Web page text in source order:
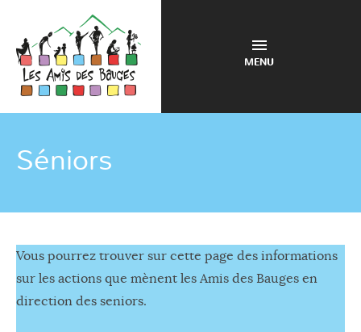
MENU
Séniors
Vous pourrez trouver sur cette page des informations
sur les actions que mènent les Amis des Bauges en
direction des seniors.